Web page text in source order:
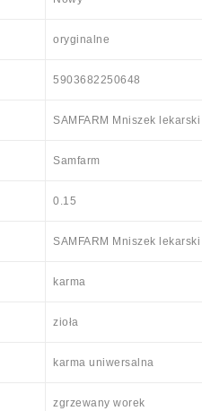
oryginalne
5903682250648
SAMFARM Mniszek
Samfarm
0.15
SAMFARM Mniszek
karma
zioła
karma uniwersalna
zgrzewany worek